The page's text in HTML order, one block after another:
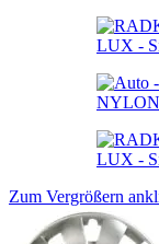
Zum Vergrößern